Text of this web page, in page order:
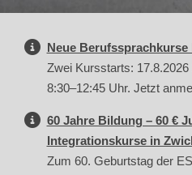
Neue Berufssprachkurse
Zwei Kursstarts:
8:30–12:45 Uhr. Jetzt
60 Jahre Bildung – 60 €
Integrationskurse in
Zum 60. Geburtstag der